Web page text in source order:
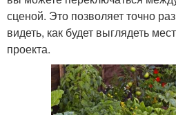
сценой. Это позволяет точно
видеть, как будет выглядеть
проекта.